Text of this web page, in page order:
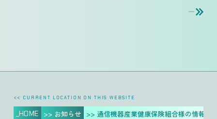
_HOME >> お知らせ >> 通信機器産業健康保険組合様の情報誌
<< CURRENT LOCATION ON THIS WEBSITE